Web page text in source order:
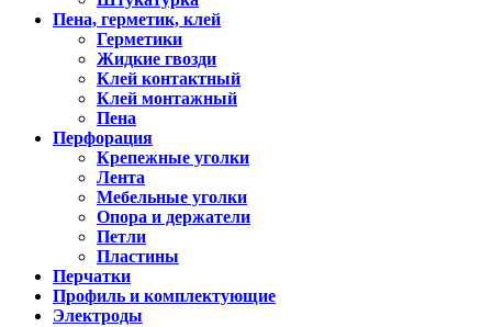
Пена, герметик, клей
Герметики
Жидкие гвозди
Клей контактный
Клей монтажный
Пена
Перфорация
Крепежные уголки
Лента
Мебельные уголки
Опора и держатели
Петли
Пластины
Перчатки
Профиль и комплектующие
Электроды